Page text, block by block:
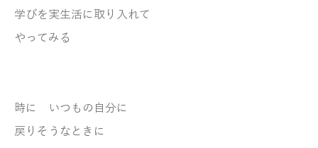
学びを実生活に取り入れて
やってみる
時に いつもの自分に
戻りそうなときに